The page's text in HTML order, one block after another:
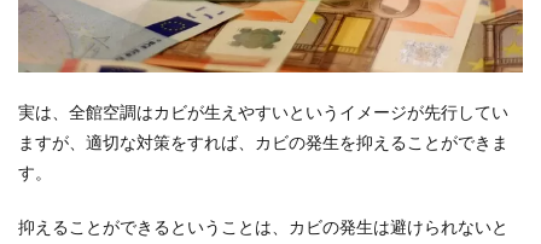
費用
える
6.1
注意
家づ
実は、全館空調はカビが生えやすいというイメージが先行してい
ますが、適切な対策をすれば、カビの発生を抑えることができま
す。
抑えることができるということは、カビの発生は避けられないと